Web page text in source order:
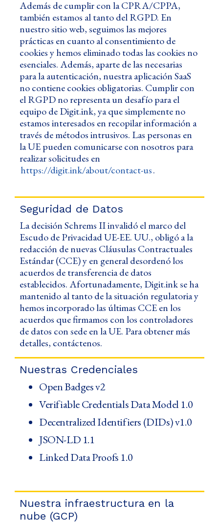
Además de cumplir con la CPRA/CPPA,
también estamos al tanto del RGPD. En
nuestro sitio web, seguimos las mejores
prácticas en cuanto al consentimiento de
cookies y hemos eliminado todas las cookies no
esenciales. Además, aparte de las necesarias
para la autenticación, nuestra aplicación SaaS
no contiene cookies obligatorias. Cumplir con
el RGPD no representa un desafío para el
equipo de Digit.ink, ya que simplemente no
estamos interesados en recopilar información a
través de métodos intrusivos. Las personas en
la UE pueden comunicarse con nosotros para
realizar solicitudes en
https://digit.ink/about/contact-us.
Seguridad de Datos
La decisión Schrems II invalidó el marco del
Escudo de Privacidad UE-EE. UU., obligó a la
redacción de nuevas Cláusulas Contractuales
Estándar (CCE) y en general desordenó los
acuerdos de transferencia de datos
establecidos. Afortunadamente, Digit.ink se ha
mantenido al tanto de la situación regulatoria y
hemos incorporado las últimas CCE en los
acuerdos que firmamos con los controladores
de datos con sede en la UE. Para obtener más
detalles, contáctenos.
Nuestras Credenciales
Open Badges v2
Verifiable Credentials Data Model 1.0
Decentralized Identifiers (DIDs) v1.0
JSON-LD 1.1
Linked Data Proofs 1.0
Nuestra infraestructura en la
nube (GCP)